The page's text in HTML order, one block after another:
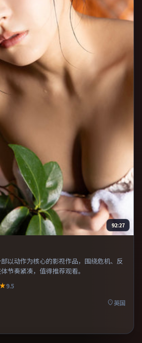
92:27
以动作为核心的影视作品，围绕危机、反
节奏紧凑，值得推荐观看。
9.5
英国